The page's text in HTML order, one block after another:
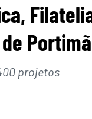
projetos